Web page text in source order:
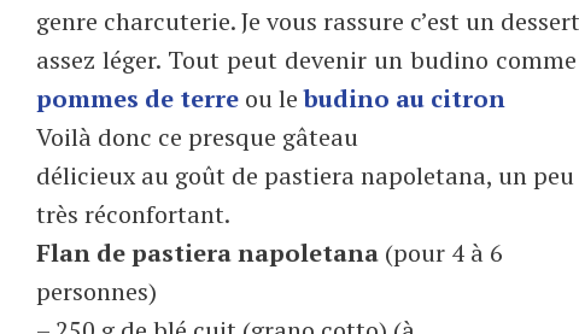
genre charcuterie. Je vous rassure c’est un
assez léger. Tout peut devenir un budino
pommes de terre ou lebudino au citron
Voilà donc ce presque gâteau
délicieux au goût de pastiera napoletana, un
très réconfortant.
Flan de pastiera napoletana (pour 4 à 6
personnes)